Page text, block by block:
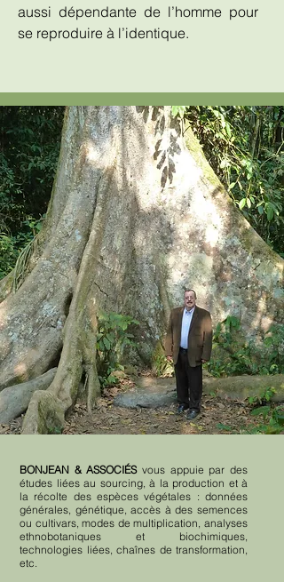
aussi dépendante de l’homme pour
se reproduire à l’identique.
BONJEAN & ASSOCIÉSvous appuie par des
études liées au sourcing, à la production et à
la récolte des espèces végétales : données
générales, génétique, accès à des semences
ou cultivars, modes de multiplication, analyses
ethnobotaniques et biochimiques,
technologies liées, chaînes de transformation,
etc.